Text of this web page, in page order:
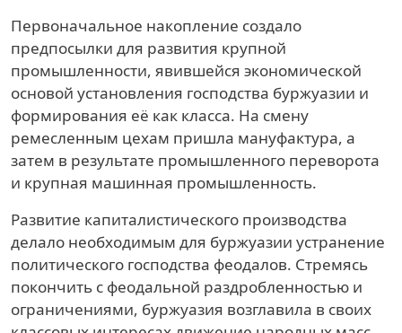
Первоначальное накопление создало
предпосылки для развития крупной
промышленности, явившейся экономической
основой установления господства буржуазии и
формирования её как класса. На смену
ремесленным цехам пришла мануфактура, а
затем в результате промышленного переворота
и крупная машинная промышленность.
Развитие капиталистического производства
делало необходимым для буржуазии устранение
политического господства феодалов. Стремясь
покончить с феодальной раздробленностью и
ограничениями, буржуазия возглавила в своих